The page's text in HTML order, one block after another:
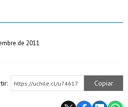
de 2011
https://uchile.cl/u74617 Copiar